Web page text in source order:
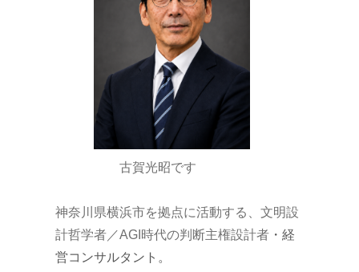
古賀光昭です
神奈川県横浜市を拠点に活動する、文明設
計哲学者／AGI時代の判断主権設計者 ・経
営コンサルタント。